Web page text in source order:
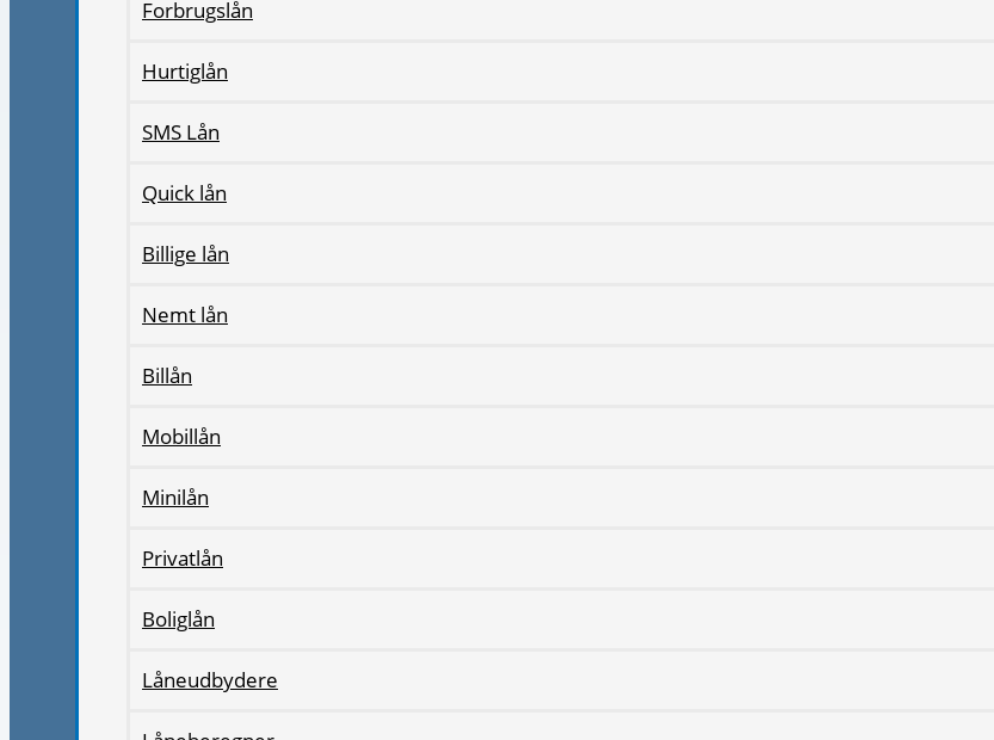
Forbrugslån
Hurtiglån
SMS Lån
Quick lån
Billige lån
Nemt lån
Billån
Mobillån
Minilån
Privatlån
Boliglån
Låneudbydere